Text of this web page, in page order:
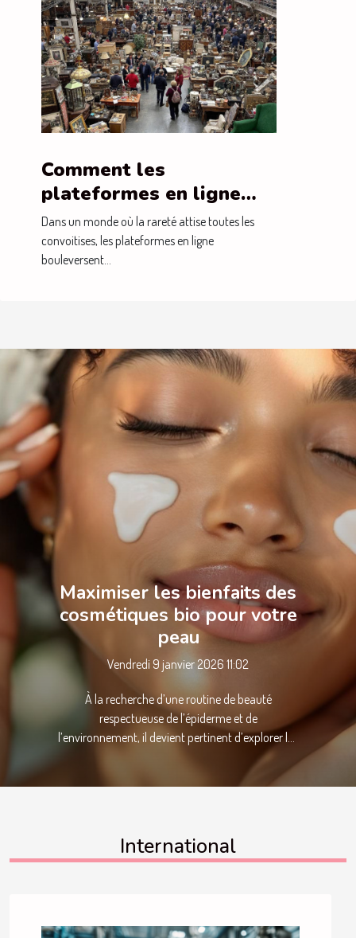
Comment les
plateformes en ligne
transforment-elles le
commerce des objets
rares ?
Dans un monde où la rareté attise toutes les
convoitises, les plateformes en ligne
bouleversent...
Maximiser les bienfaits des
cosmétiques bio pour votre
peau
Vendredi 9 janvier 2026 11:02
À la recherche d’une routine de beauté
respectueuse de l’épiderme et de
l’environnement, il devient pertinent d’explorer les
cosmétiques bio et leurs multiples atouts.
Comprendre comment maximiser leurs bienfaits
sublimer votre peau grâce à une utilisation
approfondie de ses besoins cutanés. Il existe
International